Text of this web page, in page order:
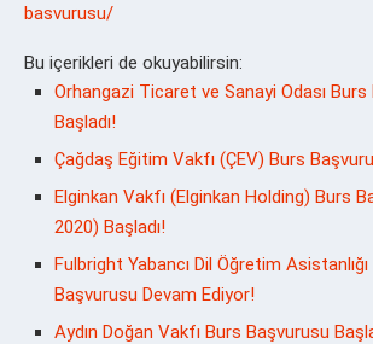
basvurusu/
Bu içerikleri de okuyabilirsin:
Orhangazi Ticaret ve Sanayi Odası Burs
Başladı!
Çağdaş Eğitim Vakfı (ÇEV) Burs
Elginkan Vakfı (Elginkan Holding) Burs
2020) Başladı!
Fulbright Yabancı Dil Öğretim
Başvurusu Devam Ediyor!
Aydın Doğan Vakfı Burs Başvurusu